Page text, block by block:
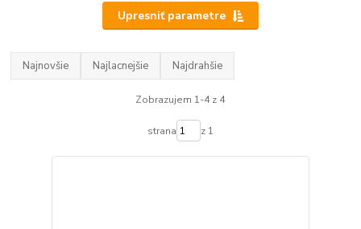
Upresniť parametre
Najnovšie Najlacnejšie Najdrahšie
Zobrazujem 1-4 z 4
strana z 1